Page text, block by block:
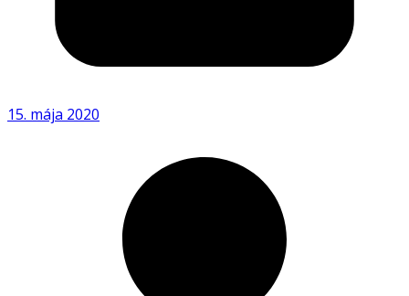
15. mája 2020